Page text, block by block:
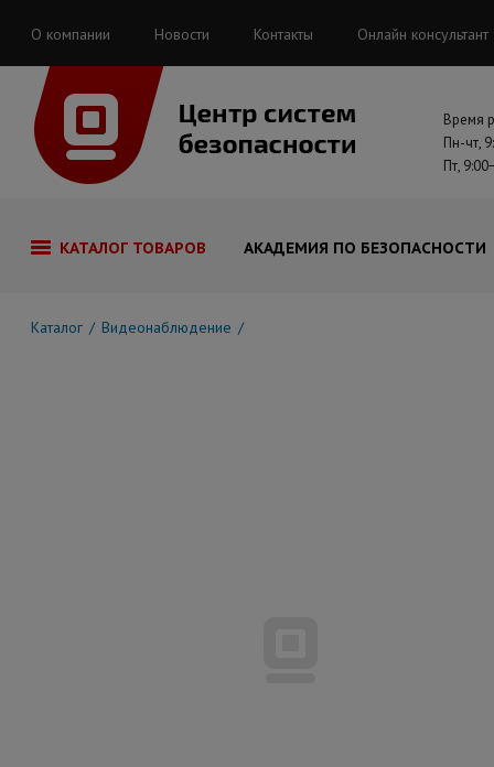
О компании Новости Контакты Онлайн консультант
Время
Пн-чт,
Пт,
КАТАЛОГ ТОВАРОВ АКАДЕМИЯ ПО БЕЗОПАСНОСТИ
Каталог Видеонаблюдение